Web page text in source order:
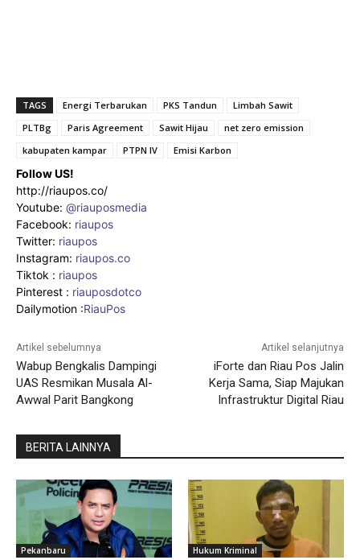
TAGS Energi Terbarukan PKS Tandun
Limbah Sawit
PLTBg
Paris Agreement Sawit Hijau
net zero emission
kabupaten kampar
PTPN IV Emisi Karbon
Follow US!
http://riaupos.co/
Youtube: @riauposmedia
Facebook: riaupos
Twitter: riaupos
Instagram: riaupos.co
Tiktok : riaupos
Pinterest : riauposdotco
Dailymotion :RiauPos
Artikel sebelumnya
Wabup Bengkalis Dampingi
UAS Resmikan Musala Al-
Awwal Parit Bangkong
Artikel selanjutnya
iForte dan Riau Pos Jalin
Kerja Sama, Siap Majukan
Infrastruktur Digital Riau
BERITA LAINNYA
Pekanbaru Hukum Kriminal